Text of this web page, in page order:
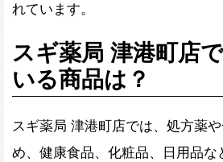
れています。
スギ薬局 津港町店
いる商品は？
スギ薬局 津港町店では、処方薬
め、健康食品、化粧品、日用品な